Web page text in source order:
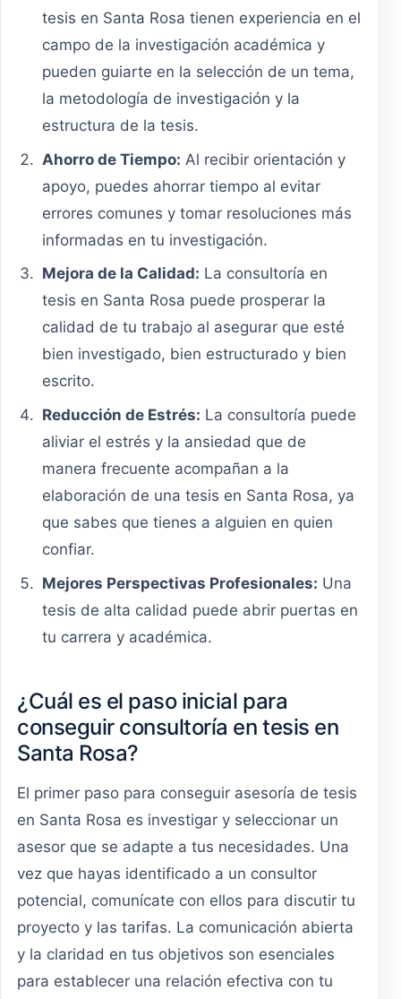
tesis en Santa Rosa tienen experiencia en el
campo de la investigación académica y
pueden guiarte en la selección de un tema,
la metodología de investigación y la
estructura de la tesis.
Ahorro de Tiempo: Al recibir orientación y
apoyo, puedes ahorrar tiempo al evitar
errores comunes y tomar resoluciones más
informadas en tu investigación.
Mejora de la Calidad: La consultoría en
tesis en Santa Rosa puede prosperar la
calidad de tu trabajo al asegurar que esté
bien investigado, bien estructurado y bien
escrito.
Reducción de Estrés: La consultoría puede
aliviar el estrés y la ansiedad que de
manera frecuente acompañan a la
elaboración de una tesis en Santa Rosa, ya
que sabes que tienes a alguien en quien
confiar.
Mejores Perspectivas Profesionales: Una
tesis de alta calidad puede abrir puertas en
tu carrera y académica.
¿Cuál es el paso inicial para
conseguir consultoría en tesis en
Santa Rosa?
El primer paso para conseguir asesoría de tesis
en Santa Rosa es investigar y seleccionar un
asesor que se adapte a tus necesidades. Una
vez que hayas identificado a un consultor
potencial, comunícate con ellos para discutir tu
proyecto y las tarifas. La comunicación abierta
y la claridad en tus objetivos son esenciales
para establecer una relación efectiva con tu